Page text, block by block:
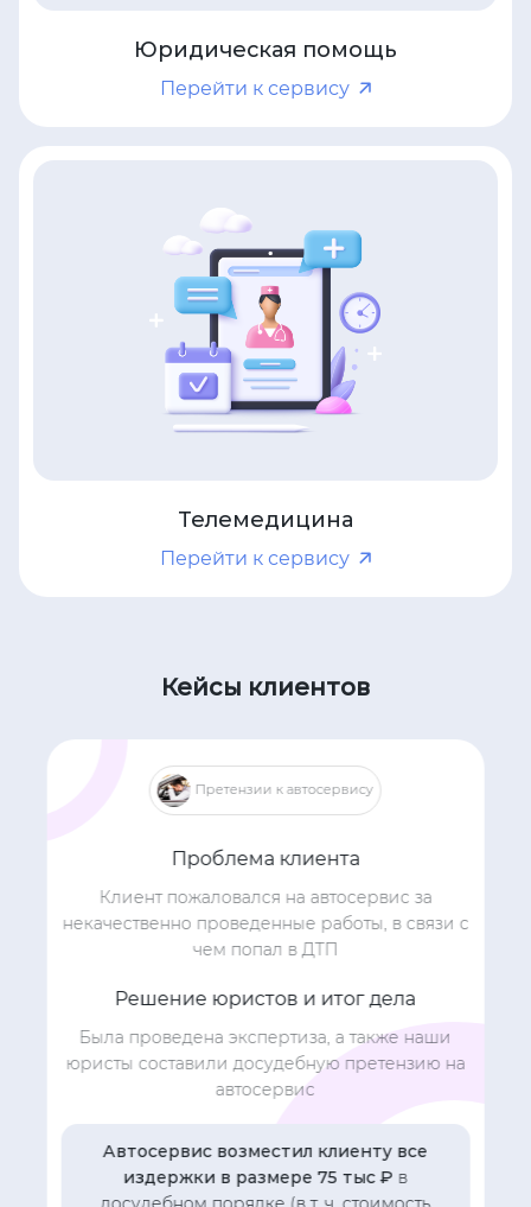
Юридическая помощь
Перейти к сервису
Телемедицина
Перейти к сервису
Кейсы клиентов
Претензии к автосервису
Проблема клиента
Клиент пожаловался на автосервис за
некачественно проведенные работы, в связи с
чем попал в ДТП
Решение юристов и итог дела
Была проведена экспертиза, а также наши
юристы составили досудебную претензию на
автосервис
Автосервис возместил клиенту все
издержки в размере 75 тыс ₽ в